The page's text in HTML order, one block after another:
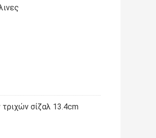
σίζαλ 13.4cm